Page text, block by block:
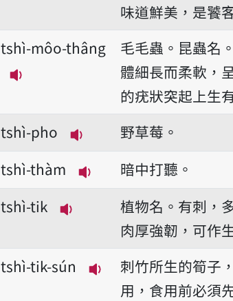
味道鮮美，是饕
tshì-môo-thâng
播放音讀tshì-môo-thâng
毛毛蟲。昆蟲名
體細長而柔軟，
的疣狀突起上生
tshì-pho
播放音讀tshì-pho
野草莓。
tshì-thàm
播放音讀tshì-thàm
暗中打聽。
tshì-tik
播放音讀tshì-tik
植物名。有刺，
肉厚強韌，可作
tshì-tik-sún
播放音讀tshì-tik-sún
刺竹所生的筍子
用，食用前必須